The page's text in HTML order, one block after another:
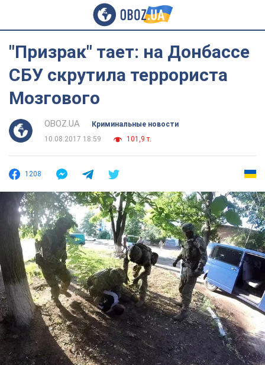
"Призрак" тает: на Донбассе
СБУ скрутила террориста
Мозгового
OBOZ.UA
Криминальные новости
10.08.2017 18:59
101,9 т.
1208